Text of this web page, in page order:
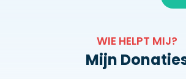
WIE HELPT MIJ?
Mijn